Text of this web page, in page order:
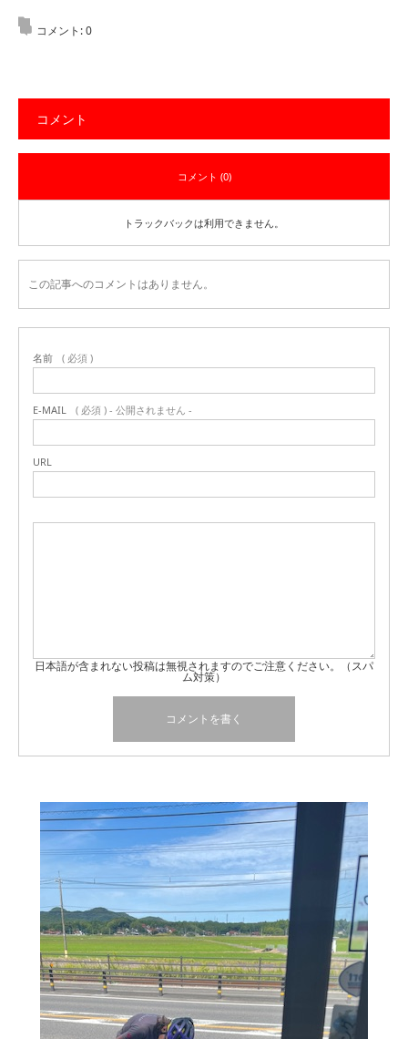
コメント:0
コメント
コメント (0)
トラックバックは利用できません。
この記事へのコメントはありません。
名前 ( 必須 )
E-MAIL ( 必須 ) - 公開されません -
URL
日本語が含まれない投稿は無視されますのでご注意ください。（スパ
ム対策）